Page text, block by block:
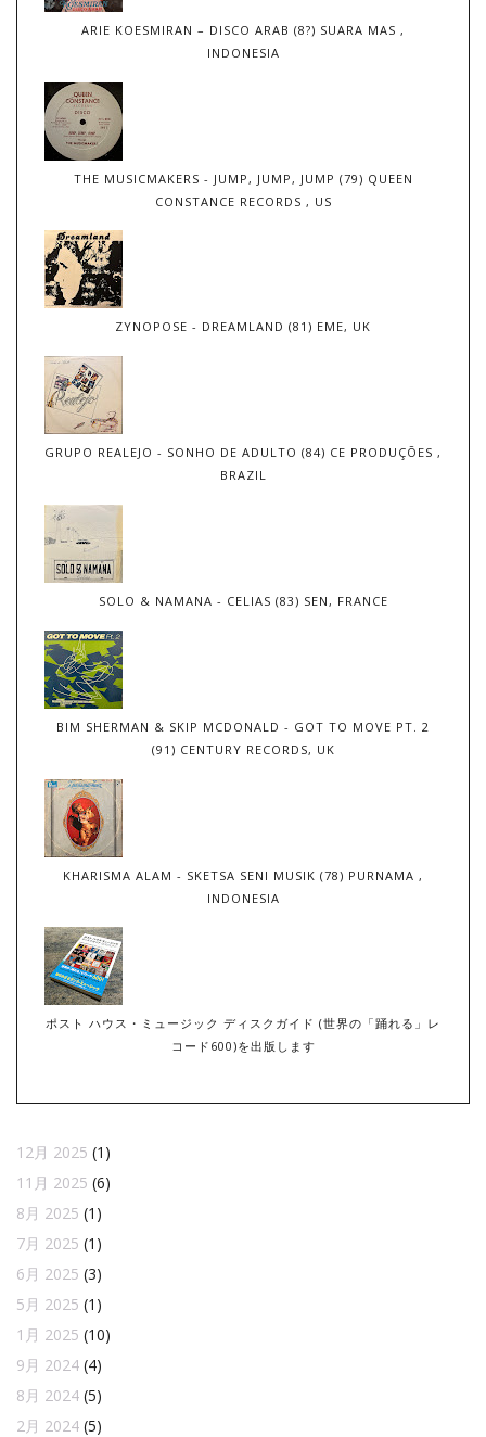
ARIE KOESMIRAN – DISCO ARAB (8?) SUARA MAS ,
INDONESIA
THE MUSICMAKERS - JUMP, JUMP, JUMP (79) QUEEN
CONSTANCE RECORDS , US
ZYNOPOSE - DREAMLAND (81) EME, UK
GRUPO REALEJO - SONHO DE ADULTO (84) CE PRODUÇÕES ,
BRAZIL
SOLO & NAMANA - CELIAS (83) SEN, FRANCE
BIM SHERMAN & SKIP MCDONALD - GOT TO MOVE PT. 2
(91) CENTURY RECORDS, UK
KHARISMA ALAM - SKETSA SENI MUSIK (78) PURNAMA ,
INDONESIA
ポスト ハウス・ミュージック ディスクガイド (世界の「踊れる」レ
コード600)を出版します
12月 2025 (1)
11月 2025 (6)
8月 2025 (1)
7月 2025 (1)
6月 2025 (3)
5月 2025 (1)
1月 2025 (10)
9月 2024 (4)
8月 2024 (5)
2月 2024 (5)